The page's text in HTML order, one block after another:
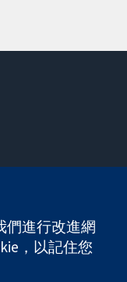
number GB 718
們進行改進網
，以記住您